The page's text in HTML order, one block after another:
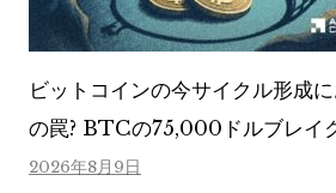
ビットコインの今サイクル形成
の罠? BTCの75,000ドルブレイ
2026年8月9日